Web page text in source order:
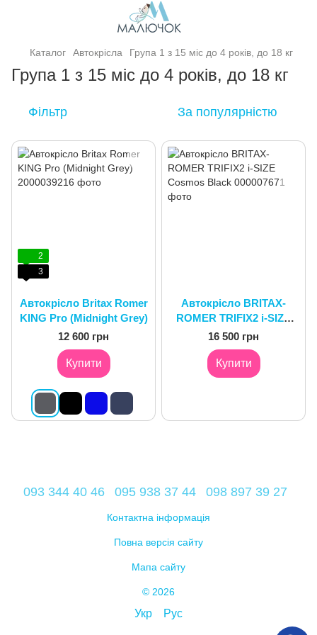
Каталог Автокрісла Група 1 з 15 міс до 4 років, до 18 кг
Група 1 з 15 міс до 4 років, до 18 кг
Фільтр За популярністю
2
3
Автокрісло Britax Romer
KING Pro (Midnight Grey)
12 600 грн
Купити
Автокрісло BRITAX-
ROMER TRIFIX2 i-SIZE
Cosmos Black
16 500 грн
Купити
093 344 40 46 095 938 37 44 098 897 39 27
Контактна інформація
Повна версія сайту
Мапа сайту
© 2026
Укр Рус